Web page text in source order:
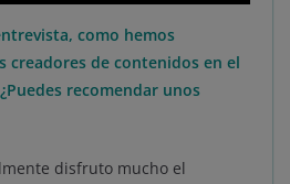
como hemos
creadores de contenidos en el
recomendar unos
disfruto mucho el